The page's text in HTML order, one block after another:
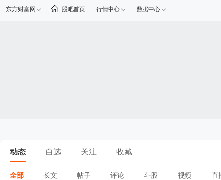
东方财富网 股吧首页 行情中心 数据中心
动态 自选 关注 收藏
全部 长文 帖子 评论 斗股 视频 直